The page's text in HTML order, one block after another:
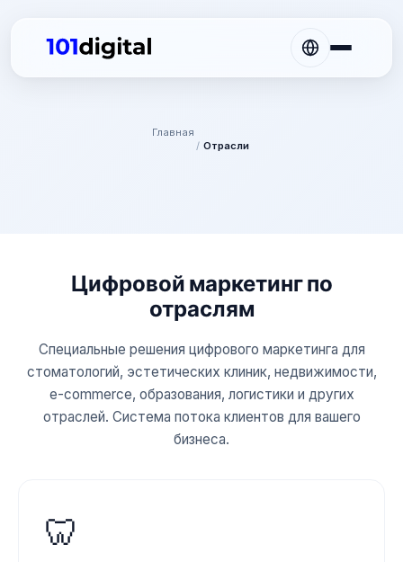
Главная
/ Отрасли
Цифровой маркетинг по
отраслям
Специальные решения цифрового маркетинга для
стоматологий, эстетических клиник, недвижимости,
e-commerce, образования, логистики и других
отраслей. Система потока клиентов для вашего
бизнеса.
🦷